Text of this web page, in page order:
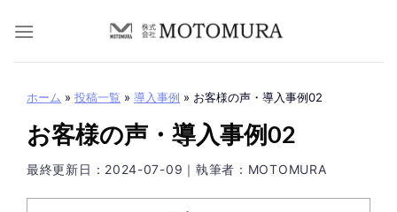
ホーム » 投稿一覧 » 導入事例 » お客様の声・導入事例02
お客様の声・導入事例02
最終更新日： 2024-07-09 ｜執筆者：MOTOMURA